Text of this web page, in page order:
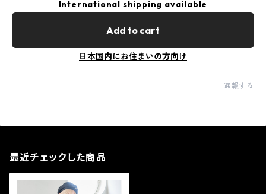
International shipping available
Add to cart
日本国内にお住まいの方向け
通報する
最近チェックした商品